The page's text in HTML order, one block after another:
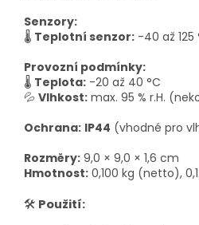
Senzory:
🌡 Teplotní senzor: -40 až 125
Provozní podmínky:
🌡 Teplota: -20 až 40 °C
💦 Vlhkost: max. 95 % r.H.
Ochrana: IP44 (vhodné pro
Rozměry: 9,0 × 9,0 × 1,6 cm
Hmotnost: 0,100 kg (netto),
🛠 Použití: